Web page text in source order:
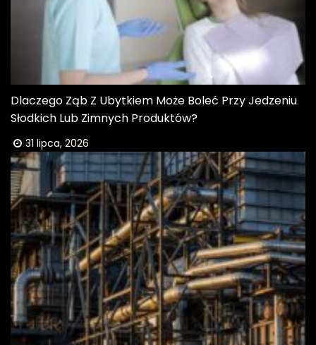
Dlaczego Ząb Z Ubytkiem Może Boleć Przy Jedzeniu
Słodkich Lub Zimnych Produktów?
31 lipca, 2026